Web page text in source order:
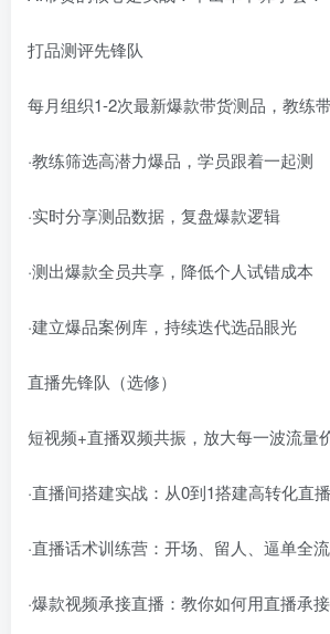
打品测评先锋队
每月组织1-2次最新爆款带货测品，教练
·教练筛选高潜力爆品，学员跟着一起测
·实时分享测品数据，复盘爆款逻辑
·测出爆款全员共享，降低个人试错成本
·建立爆品案例库，持续迭代选品眼光
直播先锋队（选修）
短视频+直播双频共振，放大每一波流量
·直播间搭建实战：从0到1搭建高转化直
·直播话术训练营：开场、留人、逼单全
·爆款视频承接直播：教你如何用直播承